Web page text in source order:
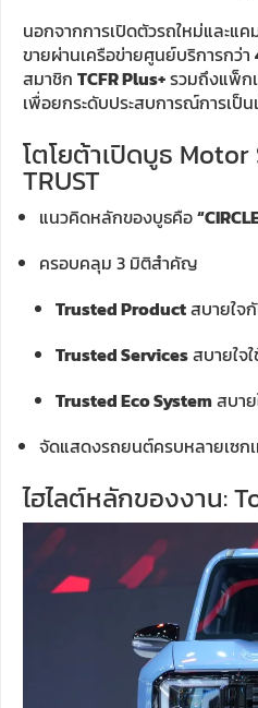
นอกจากการเปิดตัวรถใหม่และแ
ขายผ่านเครือข่ายศูนย์บริการกว่า
สมาชิก TCFR Plus+รวมถึงแพ็ก
เพื่อยกระดับประสบการณ์การเป็
โตโยต้าเปิดบูธ
TRUST
แนวคิดหลักของบูธคือ
ครอบคลุม 3 มิติสำคัญ
Trusted Productสบายใจ
Trusted Servicesสบายใจ
Trusted Eco Systemสบา
จัดแสดงรถยนต์ครบหลายเซก
ไฮไลต์หลักของงาน: